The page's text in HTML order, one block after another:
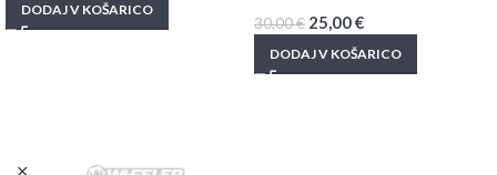
DODAJ V KOŠARICO
30,00€ 25,00€
DODAJ V KOŠARICO